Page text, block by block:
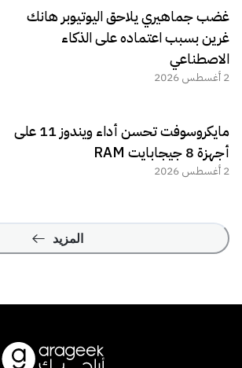
غضب جماهيري يلاحق اليوتيوبر هانك
غرين بسبب اعتماده على الذكاء
الاصطناعي
2 أغسطس 2026
مايكروسوفت تحسن أداء ويندوز 11 على
أجهزة 8 جيجابايت RAM
2 أغسطس 2026
المزيد